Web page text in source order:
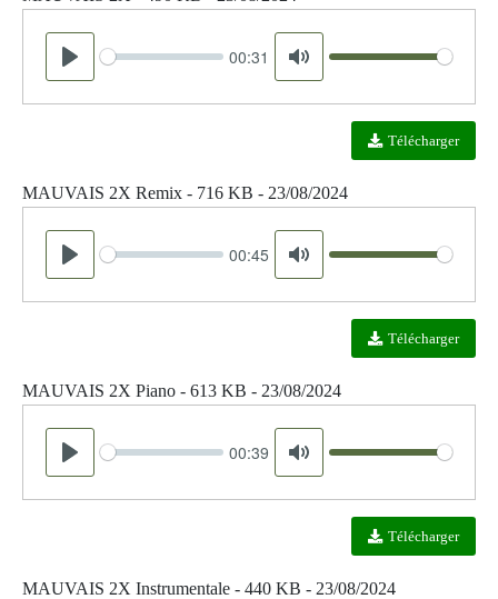
Play
Seek 00:31
Mute
Volume
Télécharger
MAUVAIS 2X Remix - 716 KB - 23/08/2024
Play
Seek 00:45
Mute
Volume
Télécharger
MAUVAIS 2X Piano - 613 KB - 23/08/2024
Play
Seek 00:39
Mute
Volume
Télécharger
MAUVAIS 2X Instrumentale - 440 KB - 23/08/2024